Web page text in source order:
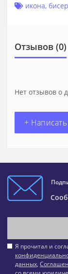
икона, бисер
Отзывов (0)
Нет отзывов о
+
Я прочитал и
данных,